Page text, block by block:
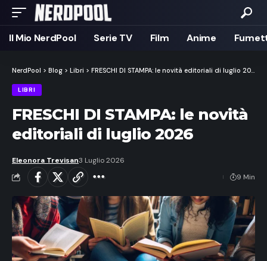
Il Mio NerdPool Serie TV Film Anime
NerdPool > Blog > Libri > FRESCHI DI STAMPA: le novità editoriali di luglio 2026
LIBRI
FRESCHI DI STAMPA: le novità
editoriali di luglio 2026
Eleonora Trevisan3 Luglio 2026
9 Min